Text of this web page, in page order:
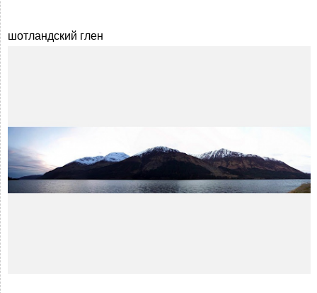
шотландский глен